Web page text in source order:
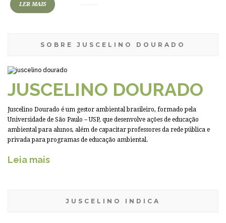
LER MAIS
SOBRE JUSCELINO DOURADO
JUSCELINO DOURADO
Juscelino Dourado é um gestor ambiental brasileiro, formado pela
Universidade de São Paulo – USP, que desenvolve ações de educação
ambiental para alunos, além de capacitar professores da rede pública e
privada para programas de educação ambiental.
Leia mais
JUSCELINO INDICA